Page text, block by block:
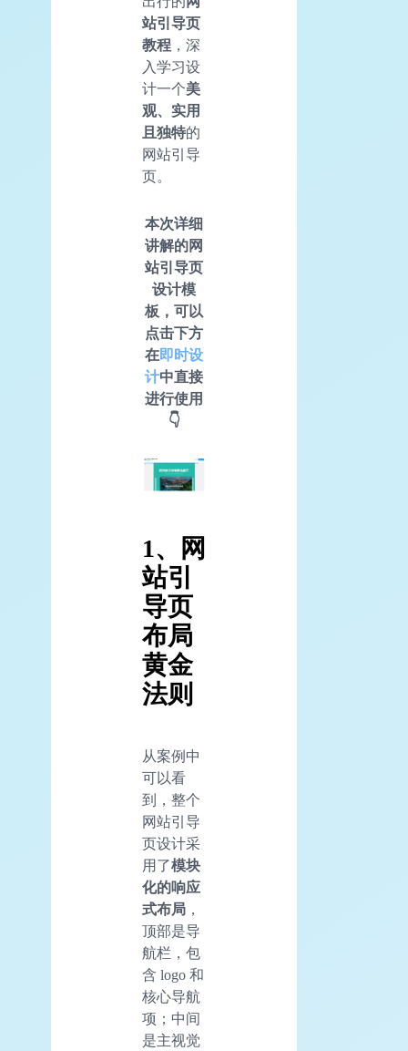
站引导页
教程 ，深
入学习设
计一个美
观、实用
且独特的
网站引导
页。
本次详细
讲解的网
站引导页
设计模
板，可以
点击下方
在即时设
计中直接
进行使用
👇
1、网
站引
导页
布局
黄金
法则
从案例中
可以看
到，整个
网站引导
页设计采
用了模块
化的响应
式布局 ，
顶部是导
航栏，包
含 logo 和
核心导航
项；中间
是主视觉